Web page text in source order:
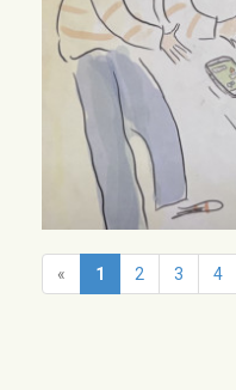
« 1 2 3 4